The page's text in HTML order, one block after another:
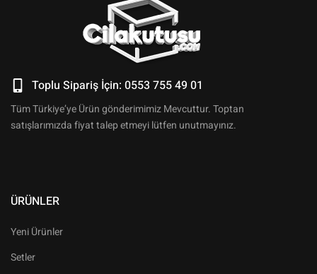
Toplu Sipariş İçin: 0553 755 49 01
Tüm Türkiye’ye Ürün gönderimimiz Mevcuttur. Toptan
satışlarımızda fiyat talep etmeyi lütfen unutmayınız.
ÜRÜNLER
Yeni Ürünler
Setler